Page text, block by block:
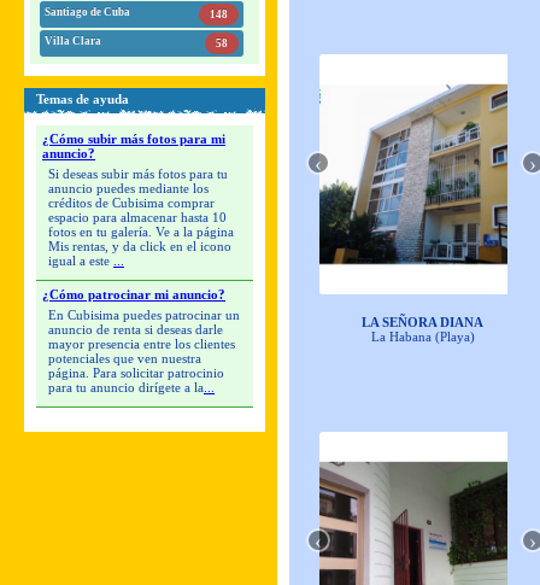
148
Santiago de Cuba
58
Villa Clara
Temas de ayuda
¿Cómo subir más fotos para mi
anuncio?
Si deseas subir más fotos para tu
anuncio puedes mediante los
créditos de Cubisima comprar
espacio para almacenar hasta 10
fotos en tu galería. Ve a la página
Mis rentas, y da click en el icono
igual a este
¿Cómo patrocinar mi anuncio?
En Cubisima puedes patrocinar un
anuncio de renta si deseas darle
mayor presencia entre los clientes
potenciales que ven nuestra
página. Para solicitar patrocinio
para tu anuncio dirígete a la
‹ ›
LA SEÑORA DIANA
La Habana (Playa)
‹ ›